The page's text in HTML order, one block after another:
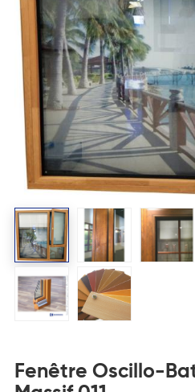
Fenêtre Oscillo-